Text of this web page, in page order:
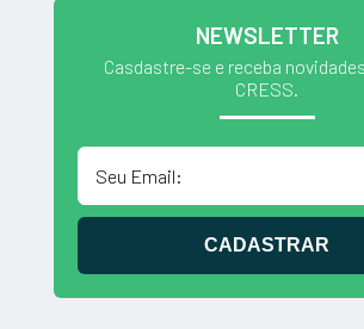
NEWSLETTER
Casdastre-se e receba
CRESS.
CADASTRAR